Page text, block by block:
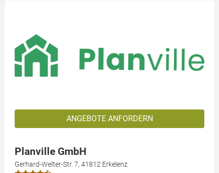
ANGEBOTE ANFORDERN
Planville GmbH
Gerhard-Welter-Str. 7, 41812 Erkelenz